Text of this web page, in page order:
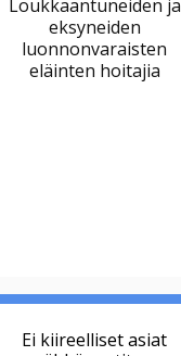
Loukkaantuneiden ja
eksyneiden
luonnonvaraisten
eläinten hoitajia
Ei kiireelliset asiat